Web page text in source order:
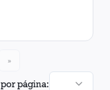
página:
»